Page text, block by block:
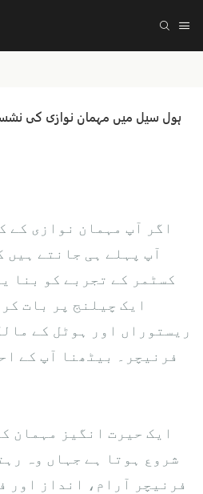
ہول سیل میں مہمان نوازی کی
اگر آپ مہمان نوازی کے
آپ پہلے ہی جانتے ہیں
کسٹمر کے تجربے کو بنا
ایک چیلنج پر بات
ریستوراں اور ہوٹل کے
فرنیچر۔ بیٹھنا آپ کے
ایک حیرت انگیز مہمان
شروع ہوتا ہے جہاں وہ
فرنیچر آرام، انداز اور